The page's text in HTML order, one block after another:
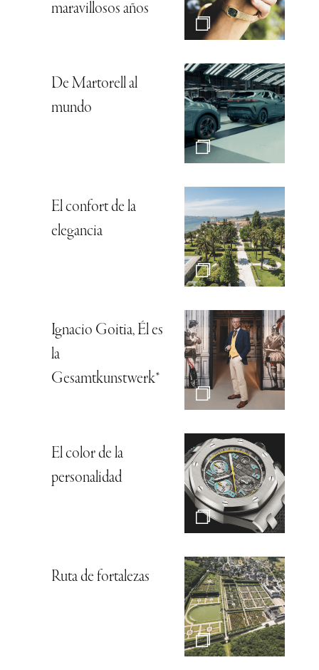
maravillosos años
De Martorell al
mundo
El confort de la
elegancia
Ignacio Goitia, Él es
la
Gesamtkunstwerk*
El color de la
personalidad
Ruta de fortalezas